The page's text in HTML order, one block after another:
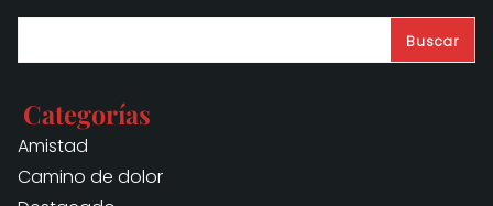
Buscar
Categorías
Amistad
Camino de dolor